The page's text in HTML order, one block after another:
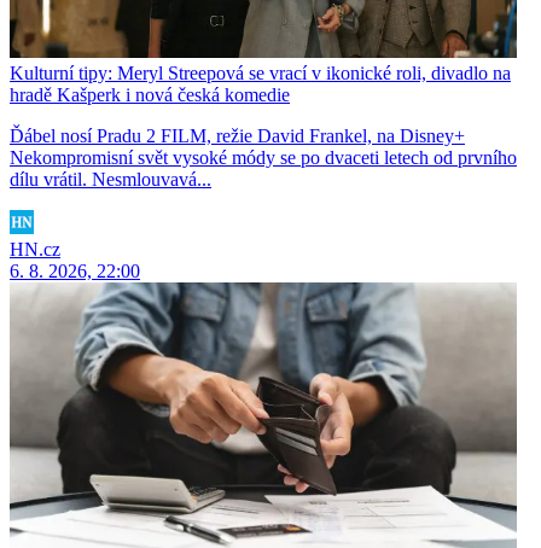
Kulturní tipy: Meryl Streepová se vrací v ikonické roli, divadlo na
hradě Kašperk i nová česká komedie
Ďábel nosí Pradu 2 FILM, režie David Frankel, na Disney+
Nekompromisní svět vysoké módy se po dvaceti letech od prvního
dílu vrátil. Nesmlouvavá...
HN.cz
6. 8. 2026, 22:00